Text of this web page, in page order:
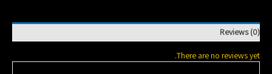
Reviews (0)
There are no reviews yet.